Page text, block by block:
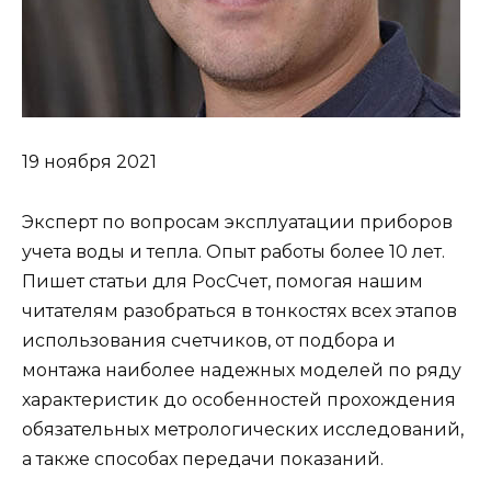
19 ноября 2021
Эксперт по вопросам эксплуатации приборов
учета воды и тепла. Опыт работы более 10 лет.
Пишет статьи для РосСчет, помогая нашим
читателям разобраться в тонкостях всех этапов
использования счетчиков, от подбора и
монтажа наиболее надежных моделей по ряду
характеристик до особенностей прохождения
обязательных метрологических исследований,
а также способах передачи показаний.